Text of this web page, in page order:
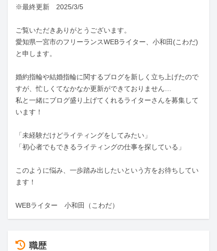
※最終更新　2025/3/5
ご覧いただきありがとうございます。
愛知県一宮市のフリーランスWEBライター、小和田(こわだ)
と申します。
婚約指輪や結婚指輪に関するブログを新しく立ち上げたので
すが、忙しくてなかなか更新ができておりません…
私と一緒にブログ盛り上げてくれるライターさんを募集して
います！
「未経験だけどライティングをしてみたい」
「初心者でもできるライティングの仕事を探している」
このように悩み、一歩踏み出したいという方をお待ちしてい
ます！
WEBライター　小和田（こわだ）
職歴